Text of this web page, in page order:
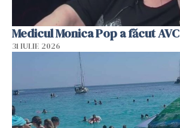
Medicul Monica Pop a făcut AVC
31 IULIE 2026